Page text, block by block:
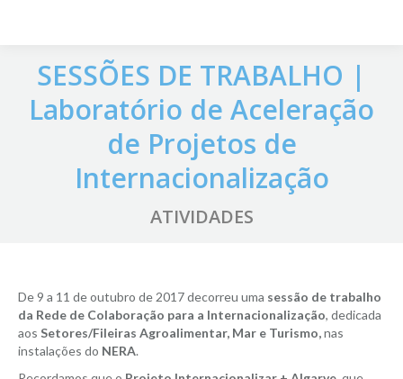
SESSÕES DE TRABALHO |
Laboratório de Aceleração
de Projetos de
Internacionalização
ATIVIDADES
De 9 a 11 de outubro de 2017 decorreu uma sessão de trabalho
da Rede de Colaboração para a Internacionalização, dedicada
aos Setores/Fileiras Agroalimentar, Mar e Turismo,nas
instalações do NERA.